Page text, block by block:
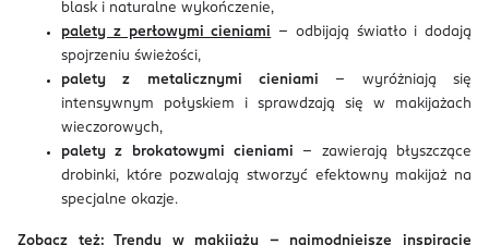
blask i naturalne wykończenie,
palety z perłowymi cieniami – odbijają światło i dodają
spojrzeniu świeżości,
palety z metalicznymi cieniami – wyróżniają się
intensywnym połyskiem i sprawdzają się w makijażach
wieczorowych,
palety z brokatowymi cieniami – zawierają błyszczące
drobinki, które pozwalają stworzyć efektowny makijaż na
specjalne okazje.
Zobacz też:Trendy w makijażu – najmodniejsze inspiracje